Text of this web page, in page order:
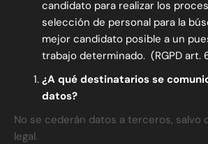
candidato para realizar los
selección de personal para la
mejor candidato posible a un
trabajo determinado. (RGPD art.
¿A qué destinatarios se
datos?
No se cederán datos a terceros, salvo
legal.